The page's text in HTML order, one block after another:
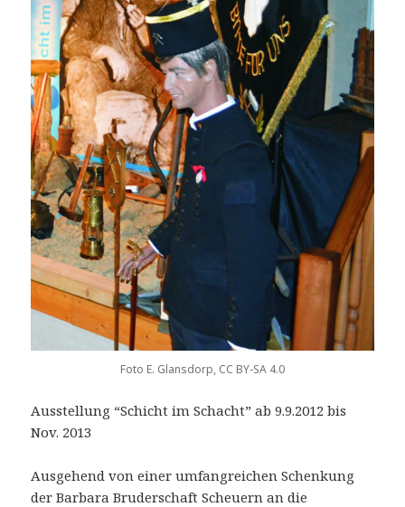
Foto E. Glansdorp, CC BY-SA 4.0
Ausstellung “Schicht im Schacht” ab 9.9.2012 bis
Nov. 2013
Ausgehend von einer umfangreichen Schenkung
der Barbara Bruderschaft Scheuern an die